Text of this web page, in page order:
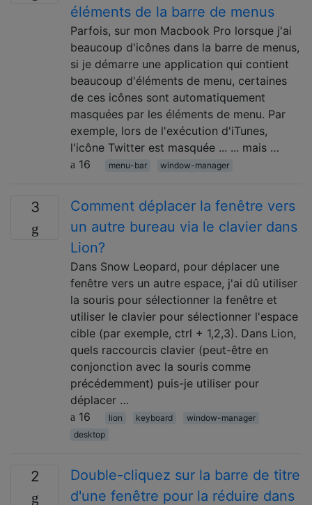
éléments de la barre de menus
Parfois, sur mon Macbook Pro lorsque j'ai
beaucoup d'icônes dans la barre de menus,
si je démarre une application qui contient
beaucoup d'éléments de menu, certaines
de ces icônes sont automatiquement
masquées par les éléments de menu. Par
exemple, lors de l'exécution d'iTunes,
l'icône Twitter est masquée ... ... mais …
16
menu-bar window-manager
3
Comment déplacer la fenêtre vers
un autre bureau via le clavier dans
Lion?
Dans Snow Leopard, pour déplacer une
fenêtre vers un autre espace, j'ai dû utiliser
la souris pour sélectionner la fenêtre et
utiliser le clavier pour sélectionner l'espace
cible (par exemple, ctrl + 1,2,3). Dans Lion,
quels raccourcis clavier (peut-être en
conjonction avec la souris comme
précédemment) puis-je utiliser pour
déplacer …
16
lion keyboard
window-manager
desktop
2
Double-cliquez sur la barre de titre
d'une fenêtre pour la réduire dans